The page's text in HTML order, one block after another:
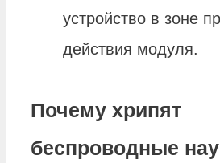
устройство в зоне
действия модуля.
Почему хрипят
беспроводные